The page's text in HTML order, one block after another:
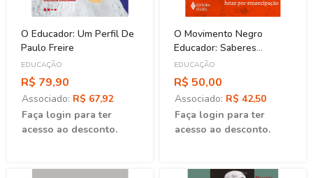
O Educador: Um Perfil De
Paulo Freire
EDUCAÇÃO
R$ 79,90
Associado: R$ 67,92
Faça login para ter
acesso ao desconto.
O Movimento Negro
Educador: Saberes
Construídos Nas Lutas Por
Emancipação
EDUCAÇÃO
R$ 50,00
Associado: R$ 42,50
Faça login para ter
acesso ao desconto.